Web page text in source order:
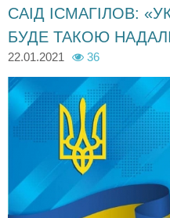
є
тут
САІД ІСМАГІЛОВ:
БУДЕ ТАКОЮ
22.01.2021 36
1
2